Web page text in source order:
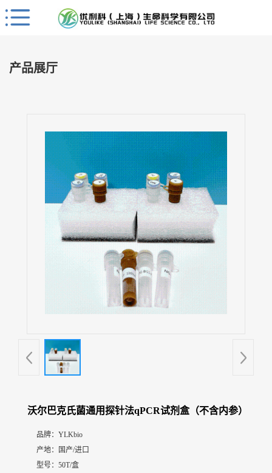
Close
首
产品展厅
沃尔巴克氏菌通用探针法qPCR试剂盒（不含内参）
品牌： YLKbio
产地：
国产/进口
型号： 50T/盒